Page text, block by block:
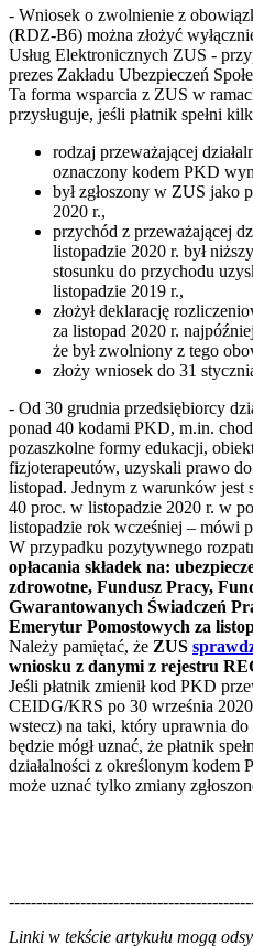
- Wniosek o zwolnienie z
(RDZ-B6) można złożyć
Usług Elektronicznych ZUS -
prezes Zakładu Ubezpieczeń
Ta forma wsparcia z ZUS w
przysługuje, jeśli płatnik spełni
rodzaj przeważającej
oznaczony kodem PKD
był zgłoszony w ZUS jako
2020 r.,
przychód z przeważającej
listopadzie 2020 r. był
stosunku do przychodu
listopadzie 2019 r.,
złożył deklarację
za listopad 2020 r.
że był zwolniony z tego
złoży wniosek do 31
- Od 30 grudnia przedsiębiorcy
ponad 40 kodami PKD, m.in.
pozaszkolne formy edukacji,
fizjoterapeutów, uzyskali prawo
listopad. Jednym z warunków jest
40 proc. w listopadzie 2020 r. w
listopadzie rok wcześniej – mówi
W przypadku pozytywnego
opłacania składek na:
zdrowotne, Fundusz Pracy,
Gwarantowanych Świadczeń
Emerytur Pomostowych za
Należy pamiętać, że ZUS
wniosku z danymi z rejestru
Jeśli płatnik zmienił kod PKD
CEIDG/KRS po 30 września
wstecz) na taki, który uprawnia
będzie mógł uznać, że płatnik
działalności z określonym kodem
może uznać tylko zmiany
Linki w tekście artykułu mogą